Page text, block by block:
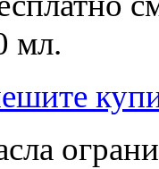
мл.